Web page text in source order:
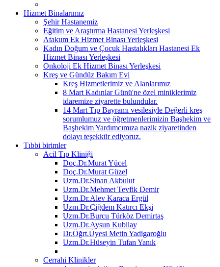
Hizmet Binalarımız
Şehir Hastanemiz
Eğitim ve Araştırma Hastanesi Yerleşkesi
Atakum Ek Hizmet Binası Yerleşkesi
Kadın Doğum ve Çocuk Hastalıkları Hastanesi Ek
Hizmet Binası Yerleşkesi
Onkoloji Ek Hizmet Binası Yerleşkesi
Kreş ve Gündüz Bakım Evi
Kreş Hizmetlerimiz ve Alanlarımız
8 Mart Kadınlar Günü'ne özel miniklerimiz
idaremize ziyarette bulundular.
14 Mart Tıp Bayramı vesilesiyle Değerli kreş
sorumlumuz ve öğretmenlerimizin Başhekim ve
Başhekim Yardımcımıza nazik ziyaretinden
dolayı teşekkür ediyoruz.
Tıbbi birimler
Acil Tıp Kliniği
Doç.Dr.Murat Yücel
Doç.Dr.Murat Güzel
Uzm.Dr.Sinan Akbulut
Uzm.Dr.Mehmet Tevfik Demir
Uzm.Dr.Alev Karaca Ergül
Uzm.Dr.Çiğdem Katırcı Ekşi
Uzm.Dr.Burcu Türköz Demirtaş
Uzm.Dr.Aysun Kubilay
Dr.Öğrt.Üyesi Metin Yadigaroğlu
Uzm.Dr.Hüseyin Tufan Yanık
Cerrahi Klinikler